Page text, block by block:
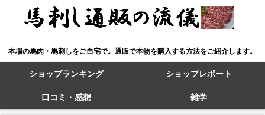
本場の馬肉・馬刺しをご自宅で。通販で本物を購入する方法をご紹介します。
ショップランキング ショップレポート
口コミ・感想 雑学